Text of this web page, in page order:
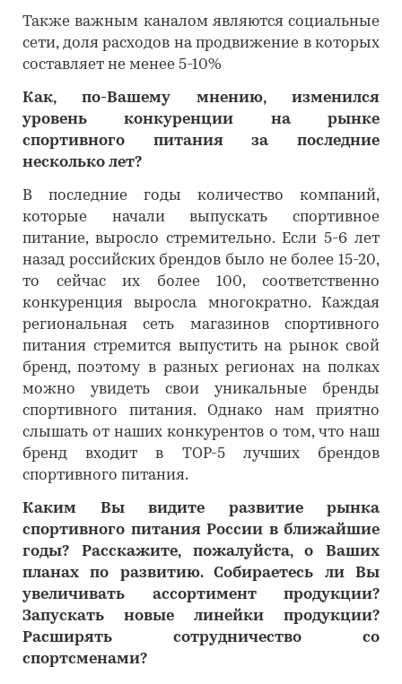
Также важным каналом являются социальные
сети, доля расходов на продвижение в которых
составляет не менее 5-10%
Как, по-Вашему мнению, изменился
уровень конкуренции на рынке
спортивного питания за последние
несколько лет?
В последние годы количество компаний,
которые начали выпускать спортивное
питание, выросло стремительно. Если 5-6 лет
назад российских брендов было не более 15-20,
то сейчас их более 100, соответственно
конкуренция выросла многократно. Каждая
региональная сеть магазинов спортивного
питания стремится выпустить на рынок свой
бренд, поэтому в разных регионах на полках
можно увидеть свои уникальные бренды
спортивного питания. Однако нам приятно
слышать от наших конкурентов о том, что наш
бренд входит в ТОР-5 лучших брендов
спортивного питания.
Каким Вы видите развитие рынка
спортивного питания России в ближайшие
годы? Расскажите, пожалуйста, о Ваших
планах по развитию. Собираетесь ли Вы
увеличивать ассортимент продукции?
Запускать новые линейки продукции?
Расширять сотрудничество со
спортсменами?